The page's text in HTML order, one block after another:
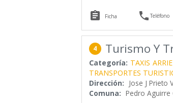
 Ficha Teléfono
4 Turismo Y
Categoría: TAXIS
TRANSPORTES
Dirección: Jose J Prieto
Comuna: Pedro Aguirre